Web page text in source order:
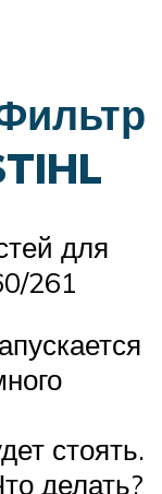
для
261
стоять.
делать?